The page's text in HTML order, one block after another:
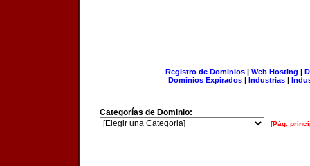
Registro de Dominios| Web Hosting |
Dominios Expirados | Industrias |
Categorías de Dominio:
[Pág.